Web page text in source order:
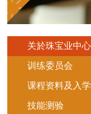
关於珠宝业中心
训练委员会
课程资料及入
技能测验